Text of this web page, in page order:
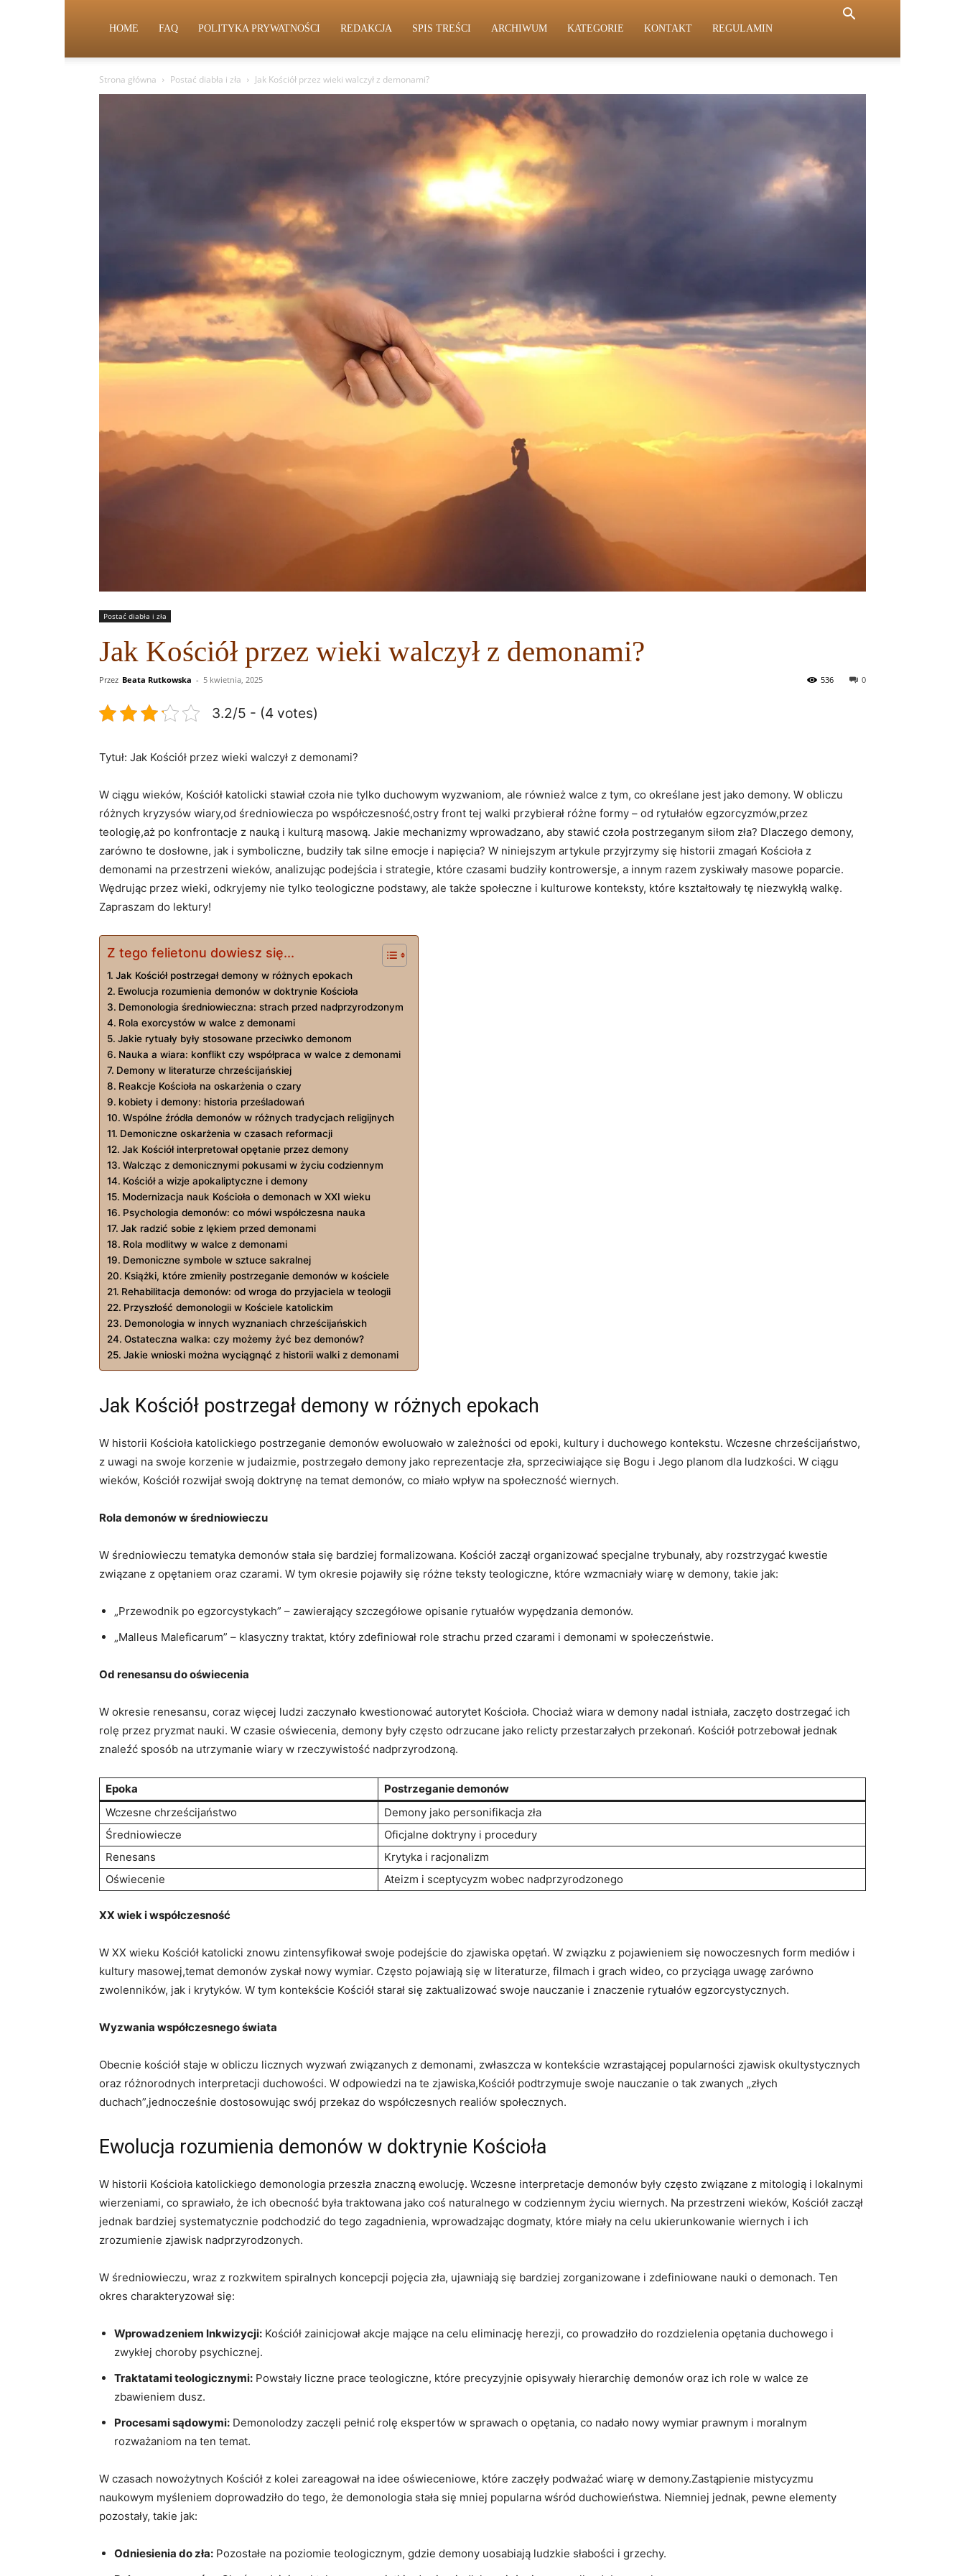
HOME FAQ POLITYKA PRYWATNOŚCI REDAKCJA SPIS TREŚCI ARCHIWUM KATEGORIE KONTAKT REGULAMIN
Strona główna Postać diabła i zła Jak Kościół przez wieki walczył z demonami?
Postać diabła i zła
Jak Kościół przez wieki walczył z demonami?
Przez Beata Rutkowska - 5 kwietnia, 2025 0
536
3.2/5 - (4 votes)
Tytuł: Jak Kościół przez wieki walczył z demonami?
W ciągu wieków, Kościół katolicki stawiał czoła nie tylko duchowym wyzwaniom, ale również walce z tym, co określane jest jako demony. W obliczu
różnych kryzysów wiary,od średniowiecza po współczesność,ostry front tej walki przybierał różne formy – od rytułałów egzorcyzmów,przez
teologię,aż po konfrontacje z nauką i kulturą masową. Jakie mechanizmy wprowadzano, aby stawić czoła postrzeganym siłom zła? Dlaczego demony,
zarówno te dosłowne, jak i symboliczne, budziły tak silne emocje i napięcia? W niniejszym artykule przyjrzymy się historii zmagań Kościoła z
demonami na przestrzeni wieków, analizując podejścia i strategie, które czasami budziły kontrowersje, a innym razem zyskiwały masowe poparcie.
Wędrując przez wieki, odkryjemy nie tylko teologiczne podstawy, ale także społeczne i kulturowe konteksty, które kształtowały tę niezwykłą walkę.
Zapraszam do lektury!
Z tego felietonu dowiesz się...
Jak Kościół postrzegał demony w różnych epokach
Ewolucja rozumienia demonów w doktrynie Kościoła
Demonologia średniowieczna: strach przed nadprzyrodzonym
Rola exorcystów w walce z demonami
Jakie rytuały były stosowane przeciwko demonom
Nauka a wiara: konflikt czy współpraca w walce z demonami
Demony w literaturze chrześcijańskiej
Reakcje Kościoła na oskarżenia o czary
kobiety i demony: historia prześladowań
Wspólne źródła demonów w różnych tradycjach religijnych
Demoniczne oskarżenia w czasach reformacji
Jak Kościół interpretował opętanie przez demony
Walcząc z demonicznymi pokusami w życiu codziennym
Kościół a wizje apokaliptyczne i demony
Modernizacja nauk Kościoła o demonach w XXI wieku
Psychologia demonów: co mówi współczesna nauka
Jak radzić sobie z lękiem przed demonami
Rola modlitwy w walce z demonami
Demoniczne symbole w sztuce sakralnej
Książki, które zmieniły postrzeganie demonów w kościele
Rehabilitacja demonów: od wroga do przyjaciela w teologii
Przyszłość demonologii w Kościele katolickim
Demonologia w innych wyznaniach chrześcijańskich
Ostateczna walka: czy możemy żyć bez demonów?
Jakie wnioski można wyciągnąć z historii walki z demonami
Jak Kościół postrzegał demony w różnych epokach
W historii Kościoła katolickiego postrzeganie demonów ewoluowało w zależności od epoki, kultury i duchowego kontekstu. Wczesne chrześcijaństwo,
z uwagi na swoje korzenie w judaizmie, postrzegało demony jako reprezentacje zła, sprzeciwiające się Bogu i Jego planom dla ludzkości. W ciągu
wieków, Kościół rozwijał swoją doktrynę na temat demonów, co miało wpływ na społeczność wiernych.
Rola demonów w średniowieczu
W średniowieczu tematyka demonów stała się bardziej formalizowana. Kościół zaczął organizować specjalne trybunały, aby rozstrzygać kwestie
związane z opętaniem oraz czarami. W tym okresie pojawiły się różne teksty teologiczne, które wzmacniały wiarę w demony, takie jak:
„Przewodnik po egzorcystykach” – zawierający szczegółowe opisanie rytuałów wypędzania demonów.
„Malleus Maleficarum” – klasyczny traktat, który zdefiniował role strachu przed czarami i demonami w społeczeństwie.
Od renesansu do oświecenia
W okresie renesansu, coraz więcej ludzi zaczynało kwestionować autorytet Kościoła. Chociaż wiara w demony nadal istniała, zaczęto dostrzegać ich
rolę przez pryzmat nauki. W czasie oświecenia, demony były często odrzucane jako relicty przestarzałych przekonań. Kościół potrzebował jednak
znaleźć sposób na utrzymanie wiary w rzeczywistość nadprzyrodzoną.
Epoka
Postrzeganie demonów
Wczesne chrześcijaństwo
Demony jako personifikacja zła
Średniowiecze
Oficjalne doktryny i procedury
Renesans
Krytyka i racjonalizm
Oświecenie
Ateizm i sceptycyzm wobec nadprzyrodzonego
XX wiek i współczesność
W XX wieku Kościół katolicki znowu zintensyfikował swoje podejście do zjawiska opętań. W związku z pojawieniem się nowoczesnych form mediów i
kultury masowej,temat demonów zyskał nowy wymiar. Często pojawiają się w literaturze, filmach i grach wideo, co przyciąga uwagę zarówno
zwolenników, jak i krytyków. W tym kontekście Kościół starał się zaktualizować swoje nauczanie i znaczenie rytuałów egzorcystycznych.
Wyzwania współczesnego świata
Obecnie kościół staje w obliczu licznych wyzwań związanych z demonami, zwłaszcza w kontekście wzrastającej popularności zjawisk okultystycznych
oraz różnorodnych interpretacji duchowości. W odpowiedzi na te zjawiska,Kościół podtrzymuje swoje nauczanie o tak zwanych „złych
duchach”,jednocześnie dostosowując swój przekaz do współczesnych realiów społecznych.
Ewolucja rozumienia demonów w doktrynie Kościoła
W historii Kościoła katolickiego demonologia przeszła znaczną ewolucję. Wczesne interpretacje demonów były często związane z mitologią i lokalnymi
wierzeniami, co sprawiało, że ich obecność była traktowana jako coś naturalnego w codziennym życiu wiernych. Na przestrzeni wieków, Kościół zaczął
jednak bardziej systematycznie podchodzić do tego zagadnienia, wprowadzając dogmaty, które miały na celu ukierunkowanie wiernych i ich
zrozumienie zjawisk nadprzyrodzonych.
W średniowieczu, wraz z rozkwitem spiralnych koncepcji pojęcia zła, ujawniają się bardziej zorganizowane i zdefiniowane nauki o demonach. Ten
okres charakteryzował się:
Wprowadzeniem Inkwizycji: Kościół zainicjował akcje mające na celu eliminację herezji, co prowadziło do rozdzielenia opętania duchowego i
zwykłej choroby psychicznej.
Traktatami teologicznymi: Powstały liczne prace teologiczne, które precyzyjnie opisywały hierarchię demonów oraz ich role w walce ze
zbawieniem dusz.
Procesami sądowymi: Demonolodzy zaczęli pełnić rolę ekspertów w sprawach o opętania, co nadało nowy wymiar prawnym i moralnym
rozważaniom na ten temat.
W czasach nowożytnych Kościół z kolei zareagował na idee oświeceniowe, które zaczęły podważać wiarę w demony.Zastąpienie mistycyzmu
naukowym myśleniem doprowadziło do tego, że demonologia stała się mniej popularna wśród duchowieństwa. Niemniej jednak, pewne elementy
pozostały, takie jak:
Odniesienia do zła: Pozostałe na poziomie teologicznym, gdzie demony uosabiają ludzkie słabości i grzechy.